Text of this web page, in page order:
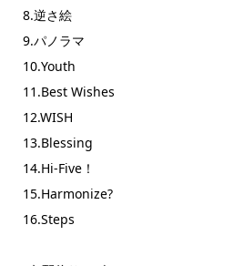
8.逆さ絵
9.パノラマ
10.Youth
11.Best Wishes
12.WISH
13.Blessing
14.Hi-Five！
15.Harmonize?
16.Steps